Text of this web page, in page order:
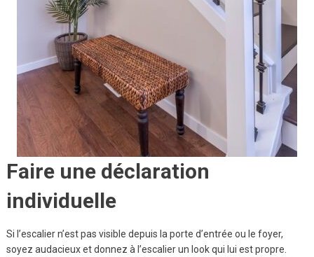
Faire une déclaration
individuelle
Si l’escalier n’est pas visible depuis la porte d’entrée ou le foyer,
soyez audacieux et donnez à l’escalier un look qui lui est propre.